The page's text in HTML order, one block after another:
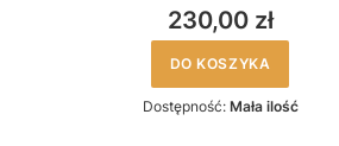
230,00 zł
DO KOSZYKA
Dostępność: Mała ilość